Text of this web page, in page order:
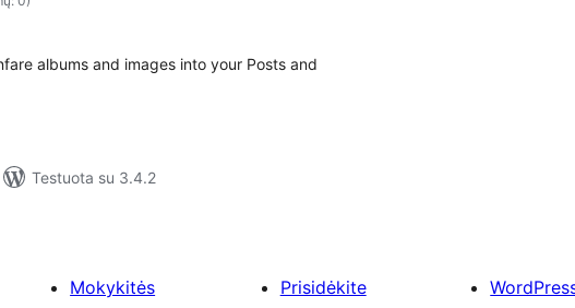
albums and images into your Posts and
Testuota su 3.4.2
Mokykitės
Prisidėkite